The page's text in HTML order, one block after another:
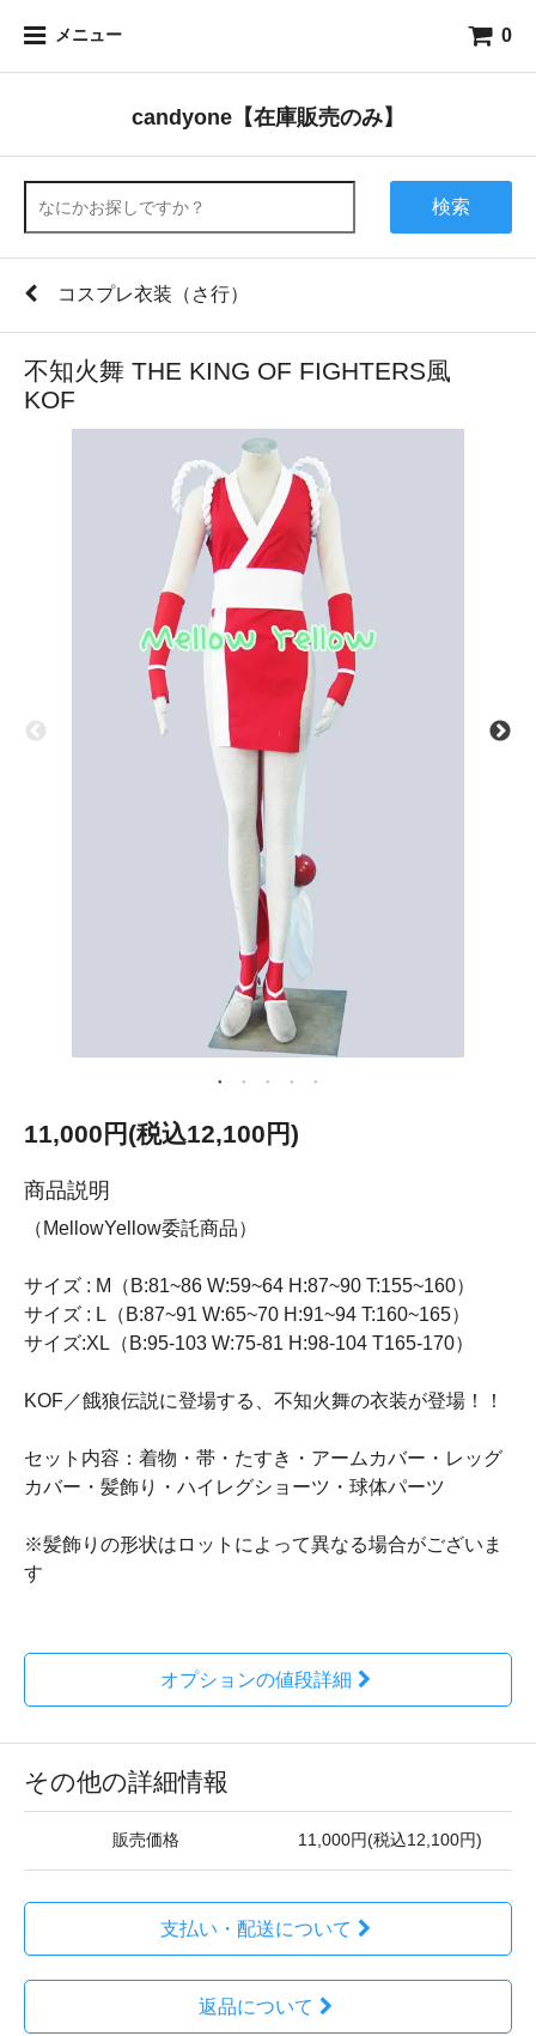
メニュー 0
candyone【在庫販売のみ】
検索
コスプレ衣装（さ行）
不知火舞 THE KING OF FIGHTERS風
KOF
11,000円(税込12,100円)
商品説明
（MellowYellow委託商品）
サイズ : M（B:81~86 W:59~64 H:87~90 T:155~160）
サイズ : L（B:87~91 W:65~70 H:91~94 T:160~165）
サイズ:XL（B:95-103 W:75-81 H:98-104 T165-170）
KOF／餓狼伝説に登場する、不知火舞の衣装が登場！！
セット内容：着物・帯・たすき・アームカバー・レッグ
カバー・髪飾り・ハイレグショーツ・球体パーツ
※髪飾りの形状はロットによって異なる場合がございま
す
オプションの値段詳細
その他の詳細情報
販売価格 11,000円(税込12,100円)
支払い・配送について
返品について